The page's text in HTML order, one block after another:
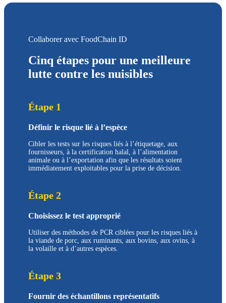
Collaborer avec FoodChain ID
Cinq étapes pour une meilleure
lutte contre les nuisibles
Étape 1
Définir le risque lié à l’espèce
Cibler les tests sur les risques liés à l’étiquetage, aux
fournisseurs, à la certification halal, à l’alimentation
animale ou à l’exportation afin que les résultats soient
immédiatement exploitables pour la prise de décision.
Étape 2
Choisissez le test approprié
Utiliser des méthodes de PCR ciblées pour les risques liés à
la viande de porc, aux ruminants, aux bovins, aux ovins, à
la volaille et à d’autres espèces.
Étape 3
Fournir des échantillons représentatifs